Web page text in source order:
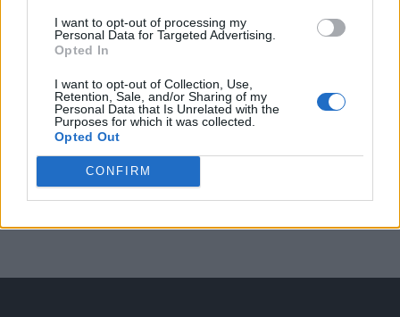
I want to opt-out of processing my
Personal Data for Targeted Advertising.
Opted In
I want to opt-out of Collection, Use,
Retention, Sale, and/or Sharing of my
Personal Data that Is Unrelated with the
Purposes for which it was collected.
Opted Out
CONFIRM ad